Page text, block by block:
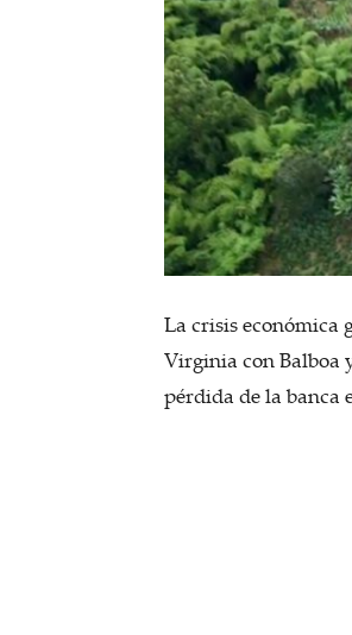
La crisis económica
Virginia con Balboa
pérdida de la banca